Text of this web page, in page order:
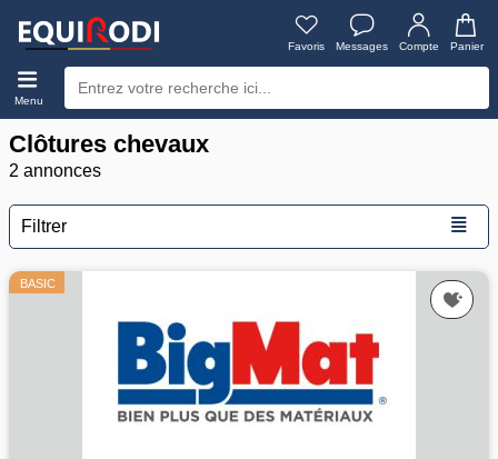
Favoris Messages Compte Panier
Menu
Clôtures chevaux
2 annonces
Filtrer ≣
BASIC